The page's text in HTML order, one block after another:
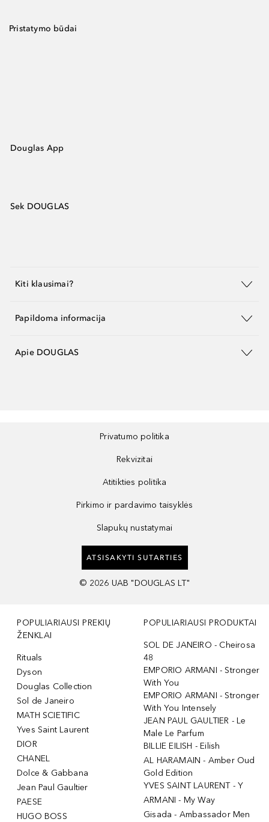
Pristatymo būdai
Douglas App
Sek DOUGLAS
Kiti klausimai?
Papildoma informacija
Apie DOUGLAS
Privatumo politika
Rekvizitai
Atitikties politika
Pirkimo ir pardavimo taisyklės
Slapukų nustatymai
ATSISAKYTI SUTARTIES
© 2026 UAB "DOUGLAS LT"
POPULIARIAUSI PREKIŲ
ŽENKLAI
Rituals
Dyson
Douglas Collection
Sol de Janeiro
MATH SCIETIFIC
Yves Saint Laurent
DIOR
CHANEL
Dolce & Gabbana
Jean Paul Gaultier
PAESE
HUGO BOSS
POPULIARIAUSI PRODUKTAI
SOL DE JANEIRO - Cheirosa
48
EMPORIO ARMANI - Stronger
With You
EMPORIO ARMANI - Stronger
With You Intensely
JEAN PAUL GAULTIER - Le
Male Le Parfum
BILLIE EILISH - Eilish
AL HARAMAIN - Amber Oud
Gold Edition
YVES SAINT LAURENT - Y
ARMANI - My Way
Gisada - Ambassador Men